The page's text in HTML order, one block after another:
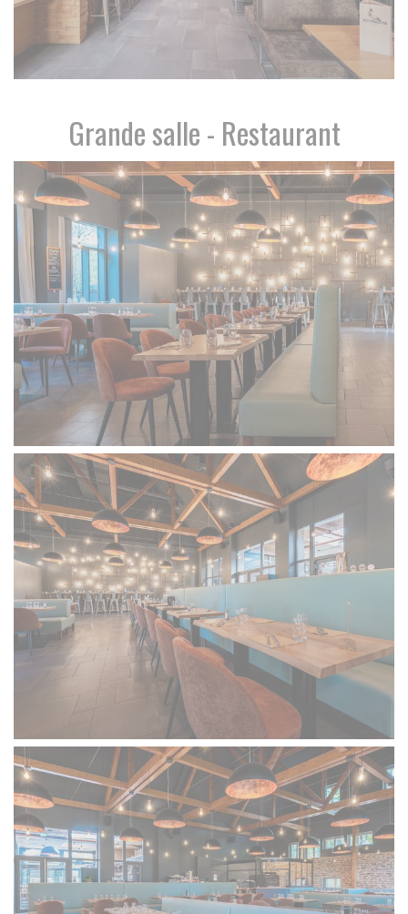
Grande salle - Restaurant